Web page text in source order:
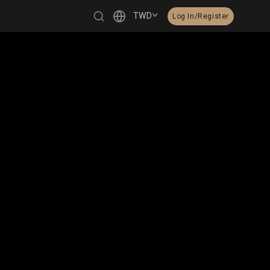
TWD Log In/Register